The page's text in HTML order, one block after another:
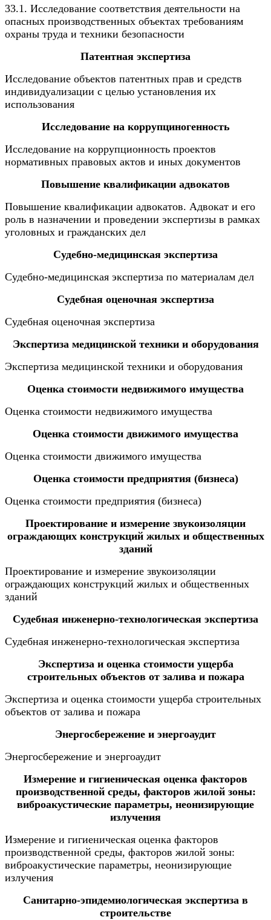
33.1. Исследование соответствия деятельности на
опасных производственных объектах требованиям
охраны труда и техники безопасности
Патентная экспертиза
Исследование объектов патентных прав и средств
индивидуализации с целью установления их
использования
Исследование на коррупциногенность
Исследование на коррупционность проектов
нормативных правовых актов и иных документов
Повышение квалификации адвокатов
Повышение квалификации адвокатов. Адвокат и его
роль в назначении и проведении экспертизы в рамках
уголовных и гражданских дел
Судебно-медицинская экспертиза
Судебно-медицинская экспертиза по материалам дел
Судебная оценочная экспертиза
Судебная оценочная экспертиза
Экспертиза медицинской техники и оборудования
Экспертиза медицинской техники и оборудования
Оценка стоимости недвижимого имущества
Оценка стоимости недвижимого имущества
Оценка стоимости движимого имущества
Оценка стоимости движимого имущества
Оценка стоимости предприятия (бизнеса)
Оценка стоимости предприятия (бизнеса)
Проектирование и измерение звукоизоляции
ограждающих конструкций жилых и общественных
зданий
Проектирование и измерение звукоизоляции
ограждающих конструкций жилых и общественных
зданий
Судебная инженерно-технологическая экспертиза
Судебная инженерно-технологическая экспертиза
Экспертиза и оценка стоимости ущерба
строительных объектов от залива и пожара
Экспертиза и оценка стоимости ущерба строительных
объектов от залива и пожара
Энергосбережение и энергоаудит
Энергосбережение и энергоаудит
Измерение и гигиеническая оценка факторов
производственной среды, факторов жилой зоны:
виброакустические параметры, неонизирующие
излучения
Измерение и гигиеническая оценка факторов
производственной среды, факторов жилой зоны:
виброакустические параметры, неонизирующие
излучения
Санитарно-эпидемиологическая экспертиза в
строительстве